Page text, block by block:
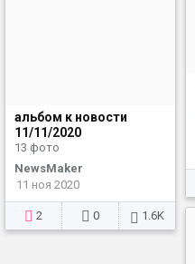
альбом к новости
11/11/2020
13 фото
NewsMaker
11 ноя 2020
2 0 1.6K